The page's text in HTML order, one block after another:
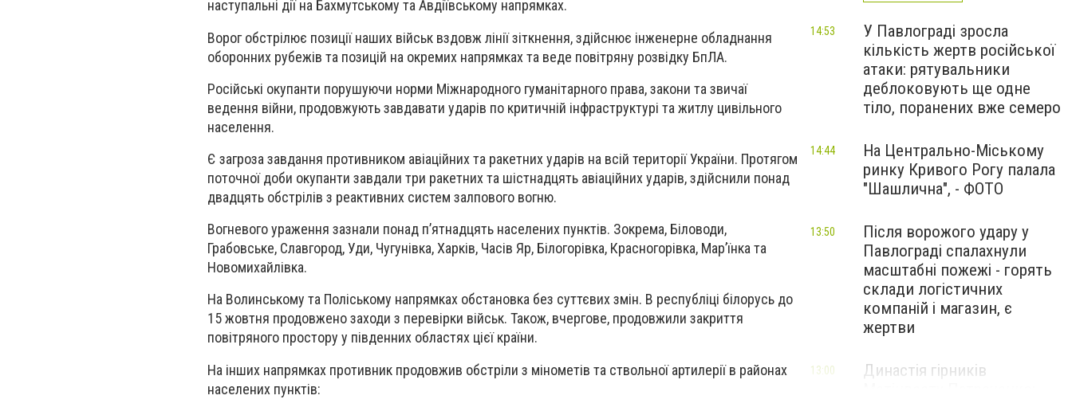
наступальні дії на Бахмутському та Авдіївському напрямках.
Ворог обстрілює позиції наших військ вздовж лінії зіткнення, здійснює інженерне обладнання
оборонних рубежів та позицій на окремих напрямках та веде повітряну розвідку БпЛА.
Російські окупанти порушуючи норми Міжнародного гуманітарного права, закони та звичаї
ведення війни, продовжують завдавати ударів по критичній інфраструктурі та житлу цивільного
населення.
Є загроза завдання противником авіаційних та ракетних ударів на всій території України. Протягом
поточної доби окупанти завдали три ракетних та шістнадцять авіаційних ударів, здійснили понад
двадцять обстрілів з реактивних систем залпового вогню.
Вогневого ураження зазнали понад п’ятнадцять населених пунктів. Зокрема, Біловоди,
Грабовське, Славгород, Уди, Чугунівка, Харків, Часів Яр, Білогорівка, Красногорівка, Мар’їнка та
Новомихайлівка.
На Волинському та Поліському напрямках обстановка без суттєвих змін. В республіці білорусь до
15 жовтня продовжено заходи з перевірки військ. Також, вчергове, продовжили закриття
повітряного простору у південних областях цієї країни.
На інших напрямках противник продовжив обстріли з мінометів та ствольної артилерії в районах
населених пунктів:
У Павлограді зросла
кількість жертв російської
атаки: рятувальники
деблоковують ще одне
тіло, поранених вже семеро
14:53
На Центрально-Міському
ринку Кривого Рогу палала
"Шашлична", - ФОТО
14:44
Після ворожого удару у
Павлограді спалахнули
масштабні пожежі - горять
склади логістичних
компаній і магазин, є
жертви
13:50
Династія гірників
13:00